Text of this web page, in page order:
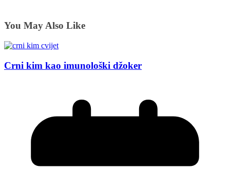
You May Also Like
Crni kim kao imunološki džoker